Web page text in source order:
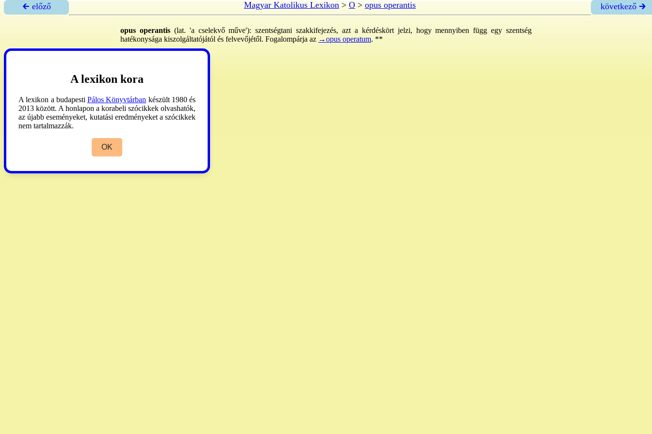
🡰 előző Magyar Katolikus Lexikon> O> opus operantis következő 🡲
opus operantis(lat. 'a cselekvő műve'): szentségtani szakkifejezés, azt a kérdéskört jelzi, hogy mennyiben függ egy szentség
hatékonysága kiszolgáltatójától és felvevőjétől. Fogalompárja az →opus operatum. **
A lexikon kora
A lexikon a budapesti Pálos Könyvtárban készült 1980 és
2013 között. A honlapon a korabeli szócikkek olvashatók,
az újabb eseményeket, kutatási eredményeket a szócikkek
nem tartalmazzák.
OK